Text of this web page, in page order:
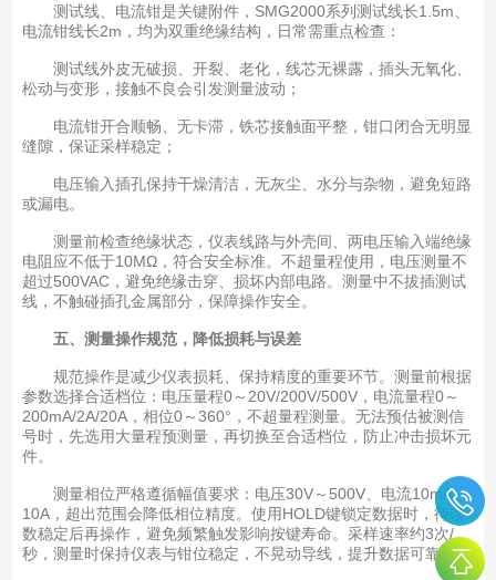
测试线、电流钳是关键附件，SMG2000系列测试线长1.5m、
电流钳线长2m，均为双重绝缘结构，日常需重点检查：
测试线外皮无破损、开裂、老化，线芯无裸露，插头无氧化、
松动与变形，接触不良会引发测量波动；
电流钳开合顺畅、无卡滞，铁芯接触面平整，钳口闭合无明显
缝隙，保证采样稳定；
电压输入插孔保持干燥清洁，无灰尘、水分与杂物，避免短路
或漏电。
测量前检查绝缘状态，仪表线路与外壳间、两电压输入端绝缘
电阻应不低于10MΩ，符合安全标准。不超量程使用，电压测量不
超过500VAC，避免绝缘击穿、损坏内部电路。测量中不拔插测试
线，不触碰插孔金属部分，保障操作安全。
五、测量操作规范，降低损耗与误差
规范操作是减少仪表损耗、保持精度的重要环节。测量前根据
参数选择合适档位：电压量程0～20V/200V/500V，电流量程0～
200mA/2A/20A，相位0～360°，不超量程测量。无法预估被测信
号时，先选用大量程预测量，再切换至合适档位，防止冲击损坏元
件。
测量相位严格遵循幅值要求：电压30V～500V、电流10mA～
10A，超出范围会降低相位精度。使用HOLD键锁定数据时，待读
数稳定后再操作，避免频繁触发影响按键寿命。采样速率约3次/
秒，测量时保持仪表与钳位稳定，不晃动导线，提升数据可靠性。